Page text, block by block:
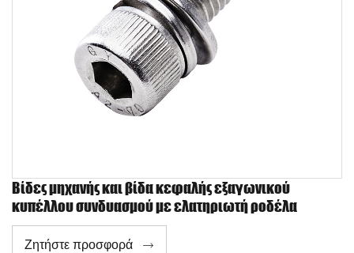
Βίδες μηχανής και βίδα κεφαλής εξαγωνικού
κυπέλλου συνδυασμού με ελατηριωτή ροδέλα
Ζητήστε προσφορά 